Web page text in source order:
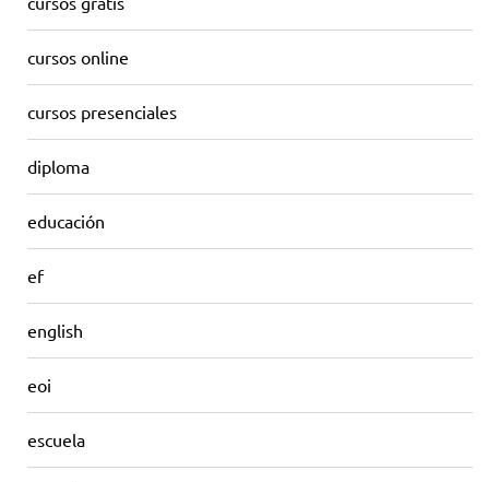
cursos online
cursos presenciales
diploma
educación
ef
english
eoi
escuela